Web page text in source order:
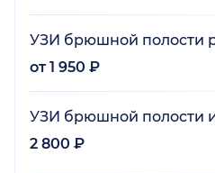
УЗИ брюшной полости
от 1 950 ₽
УЗИ брюшной полости
2 800 ₽